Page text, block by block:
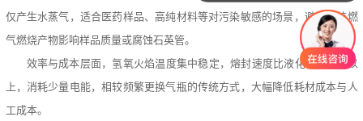
仅产生水蒸气，适合医药样品、高纯材料等对污染敏感的场景，避免传统燃
气燃烧产物影响样品质量或腐蚀石英管。
效率与成本层面，氢氧火焰温度集中稳定，熔封速度比液化气快30%以
上，消耗少量电能，相较频繁更换气瓶的传统方式，大幅降低耗材成本与人
工成本。